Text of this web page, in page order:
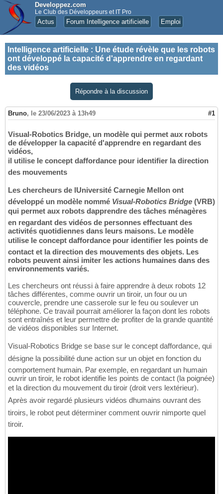
Developpez.com
Le Club des Développeurs et IT Pro
Actus Forum Intelligence artificielle Emploi
Intelligence artificielle : Une étude révèle que les robots
ont développé la capacité d'apprendre en regardant
des vidéos
Répondre à la discussion
Bruno, le 23/06/2023 à 13h49 #1
Visual-Robotics Bridge, un modèle qui permet aux robots
de développer la capacité d'apprendre en regardant des
vidéos,
il utilise le concept daffordance pour identifier la direction
des mouvements
Les chercheurs de lUniversité Carnegie Mellon ont
développé un modèle nommé Visual-Robotics Bridge (VRB)
qui permet aux robots dapprendre des tâches ménagères
en regardant des vidéos de personnes effectuant des
activités quotidiennes dans leurs maisons. Le modèle
utilise le concept daffordance pour identifier les points de
contact et la direction des mouvements des objets. Les
robots peuvent ainsi imiter les actions humaines dans des
environnements variés.
Les chercheurs ont réussi à faire apprendre à deux robots 12
tâches différentes, comme ouvrir un tiroir, un four ou un
couvercle, prendre une casserole sur le feu ou soulever un
téléphone. Ce travail pourrait améliorer la façon dont les robots
sont entraînés et leur permettre de profiter de la grande quantité
de vidéos disponibles sur Internet.
Visual-Robotics Bridge se base sur le concept daffordance, qui
désigne la possibilité dune action sur un objet en fonction du
comportement humain. Par exemple, en regardant un humain
ouvrir un tiroir, le robot identifie les points de contact (la poignée)
et la direction du mouvement du tiroir (droit vers lextérieur).
Après avoir regardé plusieurs vidéos dhumains ouvrant des
tiroirs, le robot peut déterminer comment ouvrir nimporte quel
tiroir.